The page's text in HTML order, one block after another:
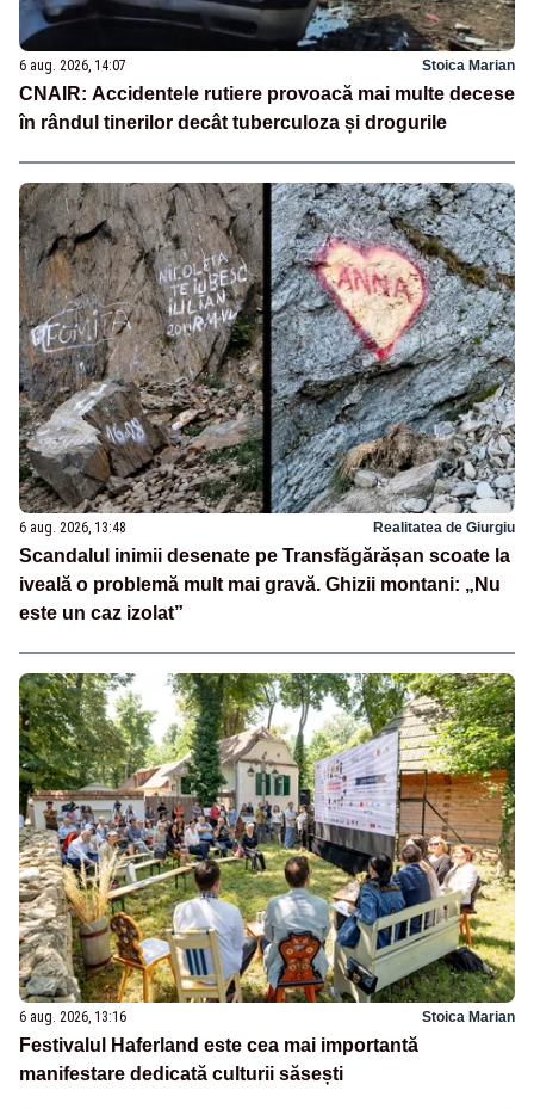
6 aug. 2026, 14:07 Stoica Marian
CNAIR: Accidentele rutiere provoacă mai multe decese
în rândul tinerilor decât tuberculoza și drogurile
6 aug. 2026, 13:48 Realitatea de Giurgiu
Scandalul inimii desenate pe Transfăgărășan scoate la
iveală o problemă mult mai gravă. Ghizii montani: „Nu
este un caz izolat”
6 aug. 2026, 13:16 Stoica Marian
Festivalul Haferland este cea mai importantă
manifestare dedicată culturii săsești